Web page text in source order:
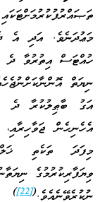
މަޢުދަނެވެ. އަދި އެ
ހުއްޓަސް އިތުރުވާ ދެ
ނިޔަތް
އަގު ބާޠިލުކުރާ ދެ
އެހެނިހެން
މިފަދަ ތަކެތި
ވިޔަފާރިކުރުމުގެ
ނުކުރެވޭނެއެވެ.(
[22]
)